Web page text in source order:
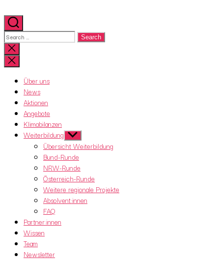
Search
for:Close
search
Über uns
News
Aktionen
Angebote
Klimabilanzen
Weiterbildung Show
sub
menu
Übersicht Weiterbildung
Bund-Runde
NRW-Runde
Österreich-Runde
Weitere regionale Projekte
Absolvent:innen
FAQ
Partner:innen
Wissen
Team
Newsletter